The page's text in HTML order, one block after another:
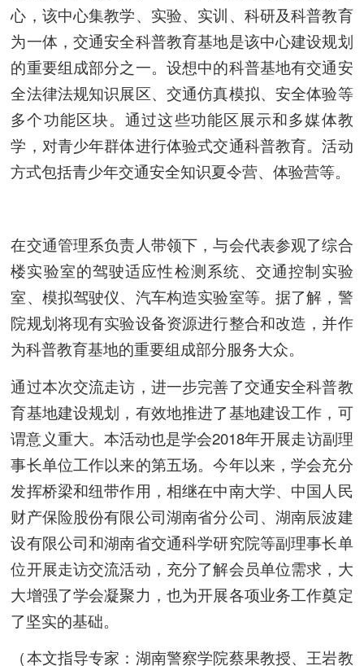
心，该中心集教学、实验、实训、科研及科普教育
为一体，交通安全科普教育基地是该中心建设规划
的重要组成部分之一。设想中的科普基地有交通安
全法律法规知识展区、交通仿真模拟、安全体验等
多个功能区块。通过这些功能区展示和多媒体教
学，对青少年群体进行体验式交通科普教育。活动
方式包括青少年交通安全知识夏令营、体验营等。
在交通管理系负责人带领下，与会代表参观了综合
楼实验室的驾驶适应性检测系统、交通控制实验
室、模拟驾驶仪、汽车构造实验室等。据了解，警
院规划将现有实验设备资源进行整合和改造，并作
为科普教育基地的重要组成部分服务大众。
通过本次交流走访，进一步完善了交通安全科普教
育基地建设规划，有效地推进了基地建设工作，可
谓意义重大。本活动也是学会2018年开展走访副理
事长单位工作以来的第五场。今年以来，学会充分
发挥桥梁和纽带作用，相继在中南大学、中国人民
财产保险股份有限公司湖南省分公司、湖南辰波建
设有限公司和湖南省交通科学研究院等副理事长单
位开展走访交流活动，充分了解会员单位需求，大
大增强了学会凝聚力，也为开展各项业务工作奠定
了坚实的基础。
（本文指导专家：湖南警察学院蔡果教授、王岩教